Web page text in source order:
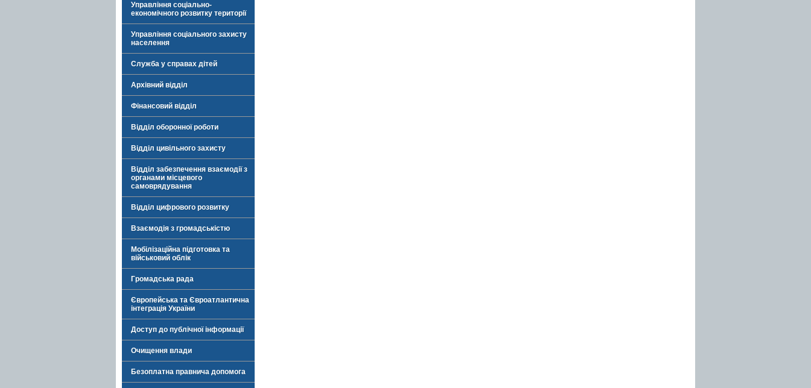
Управління соціально-
економічного розвитку території
Управління соціального захисту
населення
Служба у справах дітей
Архівний відділ
Фінансовий відділ
Відділ оборонної роботи
Відділ цивільного захисту
Відділ забезпечення взаємодії з
органами місцевого
самоврядування
Відділ цифрового розвитку
Взаємодія з громадськістю
Мобілізаційна підготовка та
військовий облік
Громадська рада
Європейська та Євроатлантична
інтеграція України
Доступ до публічної інформації
Очищення влади
Безоплатна правнича допомога